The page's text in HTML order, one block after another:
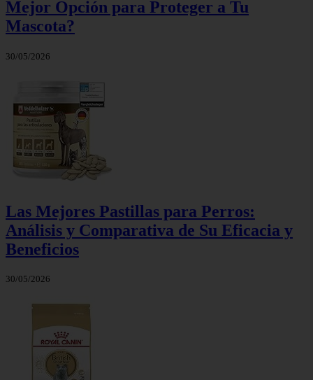
Mejor Opción para Proteger a Tu
Mascota?
30/05/2026
Las Mejores Pastillas para Perros:
Análisis y Comparativa de Su Eficacia y
Beneficios
30/05/2026